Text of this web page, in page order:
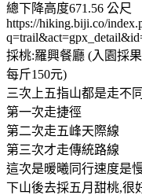
總下降高度671.56 公尺
https://hiking.biji.co/
採桃:羅興餐廳 (入園採
每斤150元)
三次上五指山都是走不
第一次走捷徑
第二次走五峰天際線
第三次才走傳統路線
這次是暖曦同行速度是
下山後去採五月甜桃,很